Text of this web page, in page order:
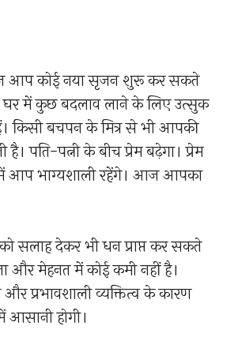
आप कोई नया सृजन शुरू कर सकते
में कुछ बदलाव लाने के लिए उत्सुक
किसी बचपन के मित्र से भी आपकी
पति-पत्नी के बीच प्रेम बढ़ेगा। प्रेम
आप भाग्यशाली रहेंगे। आज आपका
देकर भी धन प्राप्त कर सकते
और मेहनत में कोई कमी नहीं है।
प्रभावशाली व्यक्तित्व के कारण
होगी।